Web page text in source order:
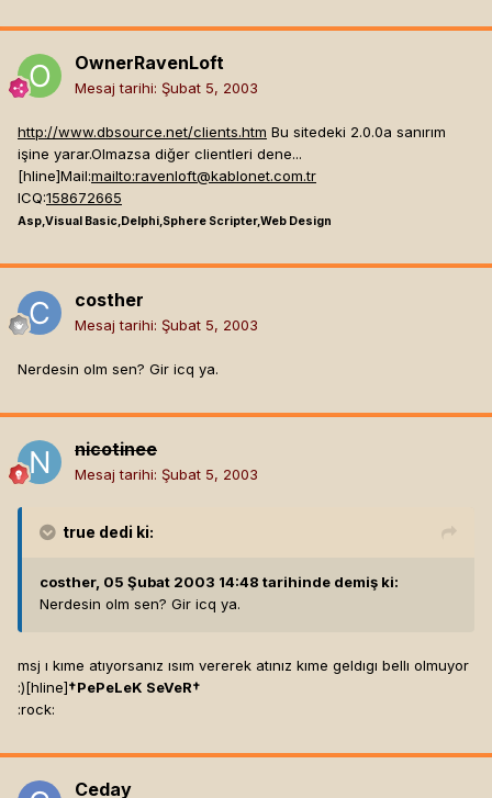
OwnerRavenLoft
Mesaj tarihi: Şubat 5, 2003
http://www.dbsource.net/clients.htm Bu sitedeki 2.0.0a sanırım
işine yarar.Olmazsa diğer clientleri dene...
[hline]Mail:mailto:ravenloft@kablonet.com.tr
ICQ:158672665
Asp,Visual Basic,Delphi,Sphere Scripter,Web Design
costher
Mesaj tarihi: Şubat 5, 2003
Nerdesin olm sen? Gir icq ya.
nicotinee
Mesaj tarihi: Şubat 5, 2003
true dedi ki:
costher, 05 Şubat 2003 14:48 tarihinde demiş ki:
Nerdesin olm sen? Gir icq ya.
msj ı kıme atıyorsanız ısım vererek atınız kıme geldıgı bellı olmuyor
:)[hline]†PePeLeK SeVeR†
:rock:
Ceday